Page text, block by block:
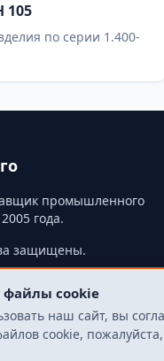
105
по серии 1.400-
промышленного
года.
защищены.
cookie
наш сайт, вы
cookie,